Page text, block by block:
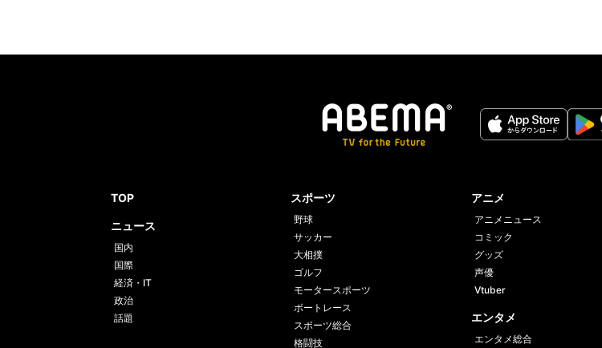
TOP
ニュース
国内
国際
経済・IT
政治
話題
スポーツ
野球
サッカー
大相撲
ゴルフ
モータースポーツ
ボートレース
スポーツ総合
格闘技
アニメ
アニメニュース
コミック
グッズ
声優
Vtuber
エンタメ
エンタメ総合